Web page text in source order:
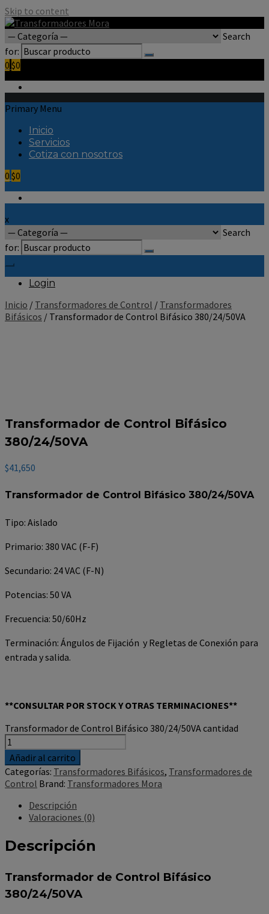
Skip to content
Search
for:
0 $0
Primary Menu
Inicio
Servicios
Cotiza con nosotros
0 $0
x
Search
for:
Login
Inicio / Transformadores de Control / Transformadores
Bifásicos / Transformador de Control Bifásico 380/24/50VA
Transformador de Control Bifásico
380/24/50VA
$41,650
Transformador de Control Bifásico 380/24/50VA
Tipo: Aislado
Primario: 380 VAC (F-F)
Secundario: 24 VAC (F-N)
Potencias: 50 VA
Frecuencia: 50/60Hz
Terminación: Ángulos de Fijación y Regletas de Conexión para
entrada y salida.
**CONSULTAR POR STOCK Y OTRAS TERMINACIONES**
Transformador de Control Bifásico 380/24/50VA cantidad
Añadir al carrito
Categorías: Transformadores Bifásicos, Transformadores de
Control Brand: Transformadores Mora
Descripción
Valoraciones (0)
Descripción
Transformador de Control Bifásico
380/24/50VA